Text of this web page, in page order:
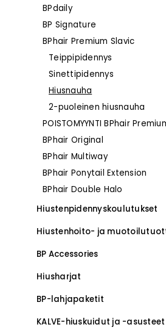
BPdaily
BP Signature
–
BPhair Premium Slavic
Teippipidennys
Sinettipidennys
Hiusnauha
2-puoleinen hiusnauha
POISTOMYYNTI BPhair
–
BPhair Original
BPhair Multiway
BPhair Ponytail Extension
BPhair Double Halo
Hiustenpidennys­koulutukset
–
Hiustenhoito- ja
BP Accessories
Hiusharjat
BP-lahjapaketit
KALVE-hiuskuidut ja -asusteet